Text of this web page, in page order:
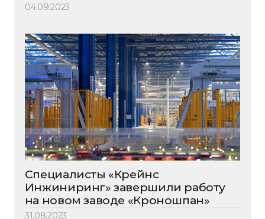
04.09.2023
Специалисты «Крейнс
Инжиниринг» завершили работу
на новом заводе «Кроношпан»
31.08.2023